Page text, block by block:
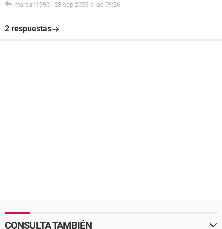
marsan1990 - 28 sep 2023 a las 09:26
2 respuestas
CONSULTA TAMBIÉN